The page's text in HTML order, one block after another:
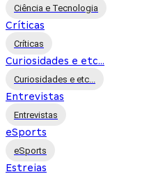
Ciência e Tecnologia
Críticas
Críticas
Curiosidades e etc...
Curiosidades e etc...
Entrevistas
Entrevistas
eSports
eSports
Estreias